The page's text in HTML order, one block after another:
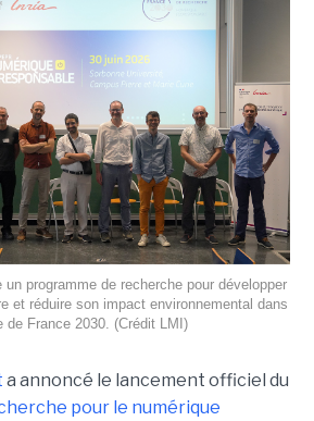
un programme de recherche pour développer
et réduire son impact environnemental dans
de France 2030. (Crédit LMI)
a annoncé le lancement officiel du
pour le numérique